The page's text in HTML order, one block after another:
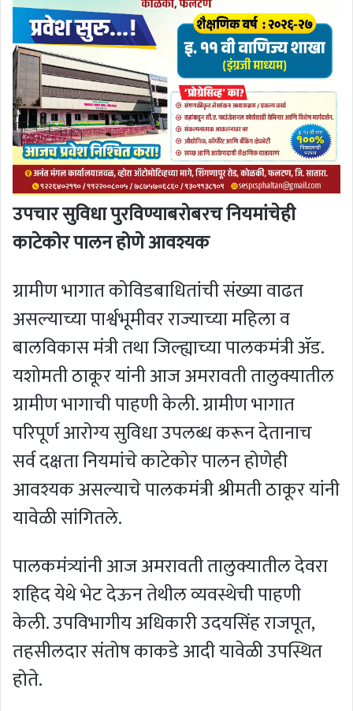
उपचार सुविधा पुरविण्याबरोबरच नियमांचेही
काटेकोर पालन होणे आवश्यक
ग्रामीण भागात कोविडबाधितांची संख्या वाढत
असल्याच्या पार्श्वभूमीवर राज्याच्या महिला व
बालविकास मंत्री तथा जिल्ह्याच्या पालकमंत्री ॲड.
यशोमती ठाकूर यांनी आज अमरावती तालुक्यातील
ग्रामीण भागाची पाहणी केली. ग्रामीण भागात
परिपूर्ण आरोग्य सुविधा उपलब्ध करून देतानाच
सर्व दक्षता नियमांचे काटेकोर पालन होणेही
आवश्यक असल्याचे पालकमंत्री श्रीमती ठाकूर यांनी
यावेळी सांगितले.
पालकमंत्र्यांनी आज अमरावती तालुक्यातील देवरा
शहिद येथे भेट देऊन तेथील व्यवस्थेची पाहणी
केली. उपविभागीय अधिकारी उदयसिंह राजपूत,
तहसीलदार संतोष काकडे आदी यावेळी उपस्थित
होते.